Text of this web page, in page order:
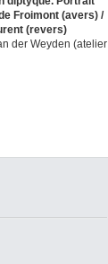
Froimont (avers) /
(revers)
der Weyden (atelier